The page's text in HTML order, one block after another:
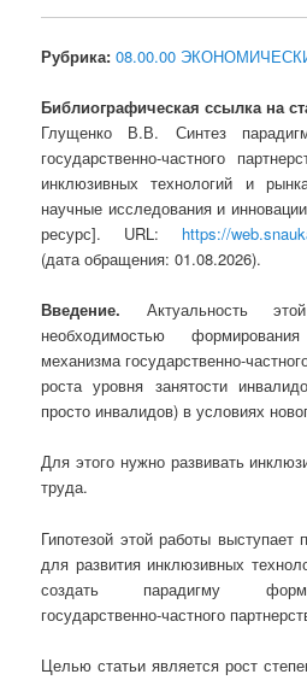
Рубрика: 08.00.00
Библиографическая ссылка на
Глущенко В.В. Синтез
государственно-частного
инклюзивных технологий и
научные исследования и
ресурс]. URL: https://
(дата обращения: 01.08.2026).
Введение. Актуальность
необходимостью
механизма государственно-
роста уровня занятости
просто инвалидов) в условиях
Для этого нужно развивать
труда.
Гипотезой этой работы
для развития инклюзивных
создать парадигму
государственно-частного
Целью статьи является рост